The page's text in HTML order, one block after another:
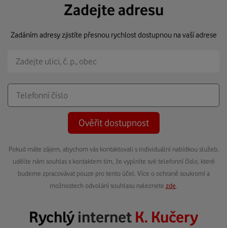
Zadejte adresu
Zadáním adresy zjistíte přesnou rychlost dostupnou na vaší adrese
Ověřit dostupnost
Pokud máte zájem, abychom vás kontaktovali s individuální nabídkou služeb,
udělte nám souhlas s kontaktem tím, že vyplníte své telefonní číslo, které
budeme zpracovávat pouze pro tento účel. Více o ochraně soukromí a
možnostech odvolání souhlasu naleznete zde
Rychlýinternet K. Kučery